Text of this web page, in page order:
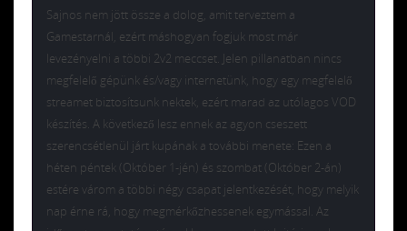
Sajnos nem jött össze a dolog, amit terveztem a
Gamestarnál, ezért máshogyan fogjuk most már
levezényelni a többi 2v2 meccset. Jelen pillanatban nincs
megfelelő gépünk és/vagy internetünk, hogy egy megfelelő
streamet biztosítsunk nektek, ezért marad az utólagos VOD
készítés. A következő lesz ennek az agyon cseszett
szerencsétlenül járt kupának a további menete: Ezen a
héten péntek (Október 1-jén) és szombat (Október 2-án)
estére várom a többi négy csapat jelentkezését, hogy melyik
nap érne rá, hogy megmérkőzhessenek egymással. Az